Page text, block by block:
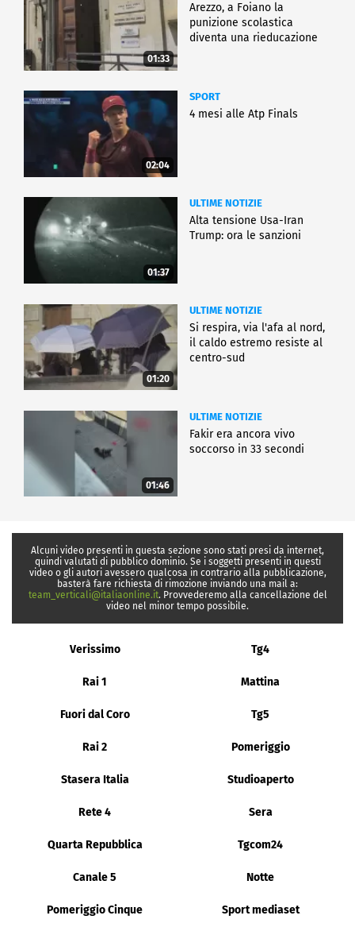
01:33
Arezzo, a Foiano la
punizione scolastica
diventa una rieducazione
02:04
SPORT
4 mesi alle Atp Finals
01:37
ULTIME NOTIZIE
Alta tensione Usa-Iran
Trump: ora le sanzioni
01:20
ULTIME NOTIZIE
Si respira, via l'afa al nord,
il caldo estremo resiste al
centro-sud
01:46
ULTIME NOTIZIE
Fakir era ancora vivo
soccorso in 33 secondi
Alcuni video presenti in questa sezione sono stati presi da internet,
quindi valutati di pubblico dominio. Se i soggetti presenti in questi
video o gli autori avessero qualcosa in contrario alla pubblicazione,
basterà fare richiesta di rimozione inviando una mail a:
team_verticali@italiaonline.it. Provvederemo alla cancellazione del
video nel minor tempo possibile.
Verissimo Tg4
Rai 1 Mattina
Fuori dal Coro Tg5
Rai 2 Pomeriggio
Stasera Italia Studioaperto
Rete 4 Sera
Quarta Repubblica Tgcom24
Canale 5 Notte
Pomeriggio Cinque Sport mediaset